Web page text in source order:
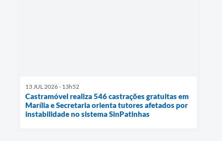
13 JUL 2026 - 13h52
Castramóvel realiza 546 castrações gratuitas em
Marília e Secretaria orienta tutores afetados por
instabilidade no sistema SinPatinhas